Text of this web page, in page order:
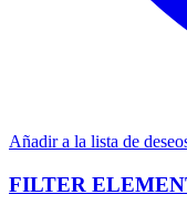
Añadir a la lista de
FILTER